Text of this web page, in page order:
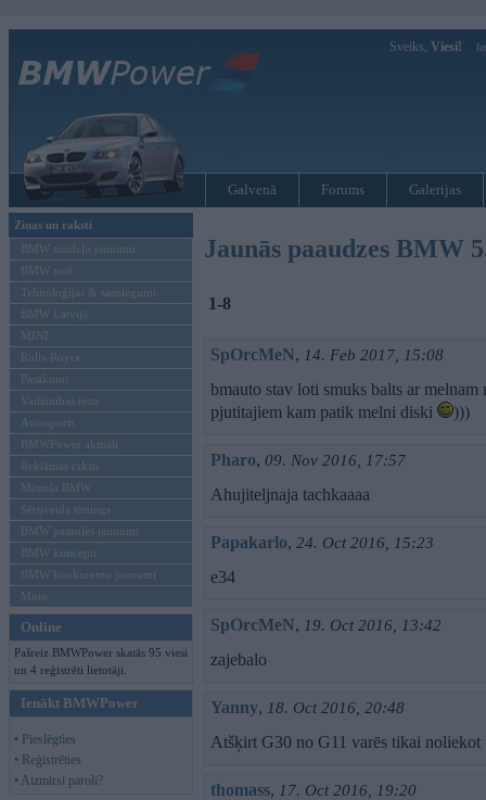
Sveiks, Viesi!
Galvenā Forums Galerijas
Ziņas un raksti
BMW modeļu jaunumi
BMW testi
Tehnoloģijas & sasniegumi
BMW Latvijā
MINI
Rolls-Royce
Pasākumi
Vadāmības tests
Autosports
BMWPower aktuāli
Reklāmas raksti
Mēneša BMW
Sērijveida tūnings
BMW pasaules jaunumi
BMW koncepti
BMW konkurentu jaunumi
Moto
Online
Pašreiz BMWPower skatās 95 viesi
un 4 reģistrēti lietotāji.
Ienākt BMWPower
• Pieslēgties
• Reģistrēties
• Aizmirsi paroli?
Jaunās paaudzes BMW
1-8
SpOrcMeN, 14. Feb 2017, 15:08
bmauto stav loti smuks balts ar
pjutitajiem kam patik melni diski
)))
Pharo, 09. Nov 2016, 17:57
Ahujiteljnaja tachkaaaa
Papakarlo, 24. Oct 2016, 15:23
e34
SpOrcMeN, 19. Oct 2016, 13:42
zajebalo
Yanny, 18. Oct 2016, 20:48
Atšķirt G30 no G11 varēs tikai noliekot
thomass, 17. Oct 2016, 19:20